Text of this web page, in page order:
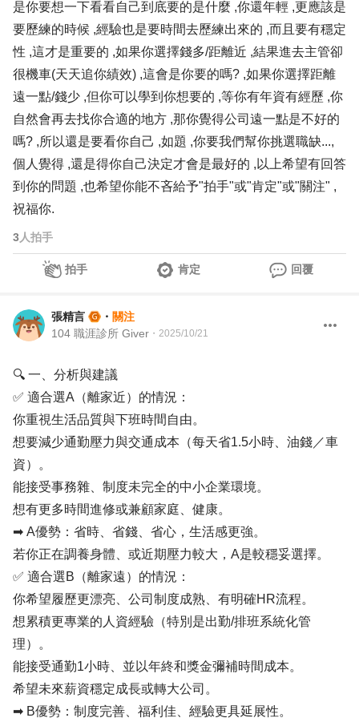
是你要想一下看看自己到底要的是什麼 ,你還年輕 ,更應該是
要歷練的時候 ,經驗也是要時間去歷練出來的 ,而且要有穩定
性 ,這才是重要的 ,如果你選擇錢多/距離近 ,結果進去主管卻
很機車(天天追你績效) ,這會是你要的嗎? ,如果你選擇距離
遠一點/錢少 ,但你可以學到你想要的 ,等你有年資有經歷 ,你
自然會再去找你合適的地方 ,那你覺得公司遠一點是不好的
嗎? ,所以還是要看你自己 ,如題 ,你要我們幫你挑選職缺...,
個人覺得 ,還是得你自己決定才會是最好的 ,以上希望有回答
到你的問題 ,也希望你能不吝給予"拍手"或"肯定"或"關注" ,
祝福你.
3人拍手
拍手 肯定 回覆
張精言 ・ 關注
104 職涯診所 Giver ・ 2025/10/21
🔍 一、分析與建議
✅ 適合選A（離家近）的情況：
你重視生活品質與下班時間自由。
想要減少通勤壓力與交通成本（每天省1.5小時、油錢／車
資）。
能接受事務雜、制度未完全的中小企業環境。
想有更多時間進修或兼顧家庭、健康。
➡ A優勢：省時、省錢、省心，生活感更強。
若你正在調養身體、或近期壓力較大，A是較穩妥選擇。
✅ 適合選B（離家遠）的情況：
你希望履歷更漂亮、公司制度成熟、有明確HR流程。
想累積更專業的人資經驗（特別是出勤/排班系統化管
理）。
能接受通勤1小時、並以年終和獎金彌補時間成本。
希望未來薪資穩定成長或轉大公司。
➡ B優勢：制度完善、福利佳、經驗更具延展性。